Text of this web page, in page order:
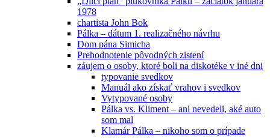
1978
chartista John Bok
Pálka – dátum 1. realizačného návrhu
Dom pána Simicha
Prehodnotenie pôvodných zistení
záujem o osoby, ktoré boli na diskotéke v iné dni
typovanie svedkov
Manuál ako získať vrahov i svedkov
Vytypované osoby
Pálka vs. Kliment – ani nevedeli, aké auto
som mal
Klamár Pálka – nikoho som o prípade